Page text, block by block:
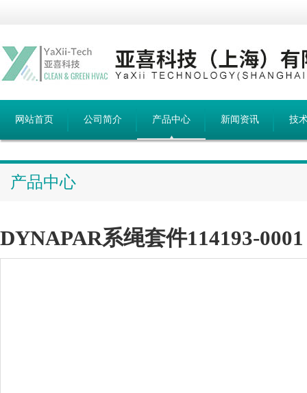
网站首页 公司简介 产品中心 新闻资讯 技
产品中心
DYNAPAR系绳套件114193-0001